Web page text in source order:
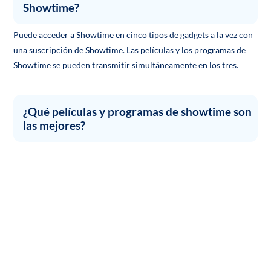
Showtime?
Puede acceder a Showtime en cinco tipos de gadgets a la vez con
una suscripción de Showtime. Las películas y los programas de
Showtime se pueden transmitir simultáneamente en los tres.
¿Qué películas y programas de showtime son
las mejores?